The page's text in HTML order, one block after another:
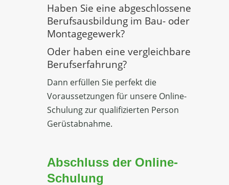
Haben Sie eine abgeschlossene
Berufsausbildung im Bau- oder
Montagegewerk?
Oder haben eine vergleichbare
Berufserfahrung?
Dann erfüllen Sie perfekt die
Voraussetzungen für unsere Online-
Schulung zur qualifizierten Person
Gerüstabnahme.
Abschluss der Online-
Schulung